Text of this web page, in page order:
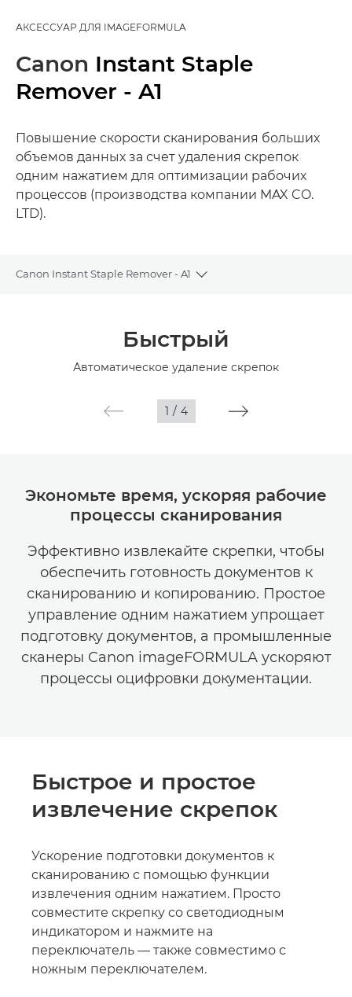
АКСЕССУАР ДЛЯ IMAGEFORMULA
Canon Instant Staple
Remover - A1
Повышение скорости сканирования больших
объемов данных за счет удаления скрепок
одним нажатием для оптимизации рабочих
процессов (производства компании MAX CO.
LTD).
Canon Instant Staple Remover - A1
Toggle breadcrumbs
Быстрый
Автоматическое удаление скрепок
1 / 4
Экономьте время, ускоряя рабочие
процессы сканирования
Эффективно извлекайте скрепки, чтобы
обеспечить готовность документов к
сканированию и копированию. Простое
управление одним нажатием упрощает
подготовку документов, а промышленные
сканеры Canon imageFORMULA ускоряют
процессы оцифровки документации.
Быстрое и простое
извлечение скрепок
Ускорение подготовки документов к
сканированию с помощью функции
извлечения одним нажатием. Просто
совместите скрепку со светодиодным
индикатором и нажмите на
переключатель — также совместимо с
ножным переключателем.